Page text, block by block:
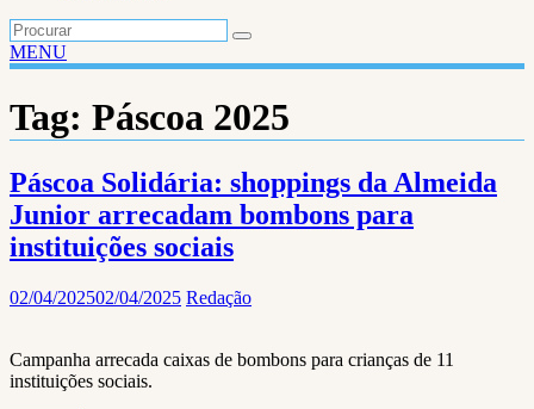
MENU
Tag: Páscoa 2025
Páscoa Solidária: shoppings da Almeida
Junior arrecadam bombons para
instituições sociais
02/04/202502/04/2025 Redação
Campanha arrecada caixas de bombons para crianças de 11
instituições sociais.